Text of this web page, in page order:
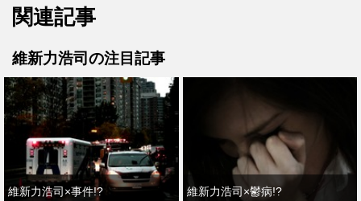
関連記事
維新力浩司の注目記事
維新力浩司×事件!? 維新力浩司×鬱病!?